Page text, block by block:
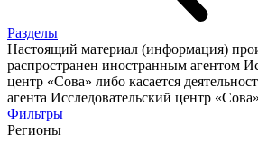
Разделы
Настоящий материал (информация)
распространен иностранным агентом
центр «Сова» либо касается
агента Исследовательский центр
Фильтры
Регионы